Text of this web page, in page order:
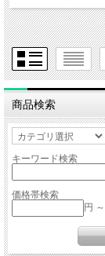
商品検索
キーワード検索
価格帯検索
円 ～